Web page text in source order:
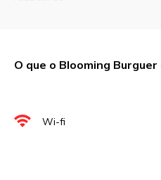
Nome
O que o Blooming
Wi-fi